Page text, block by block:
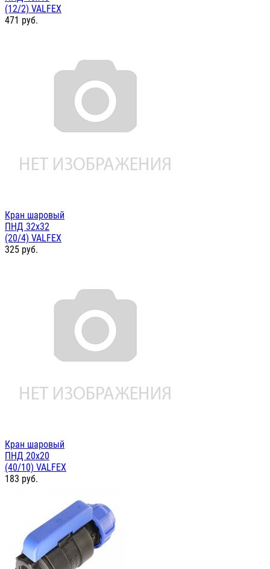
(12/2) VALFEX
471 руб.
Кран шаровый
ПНД 32х32
(20/4) VALFEX
325 руб.
Кран шаровый
ПНД 20х20
(40/10) VALFEX
183 руб.